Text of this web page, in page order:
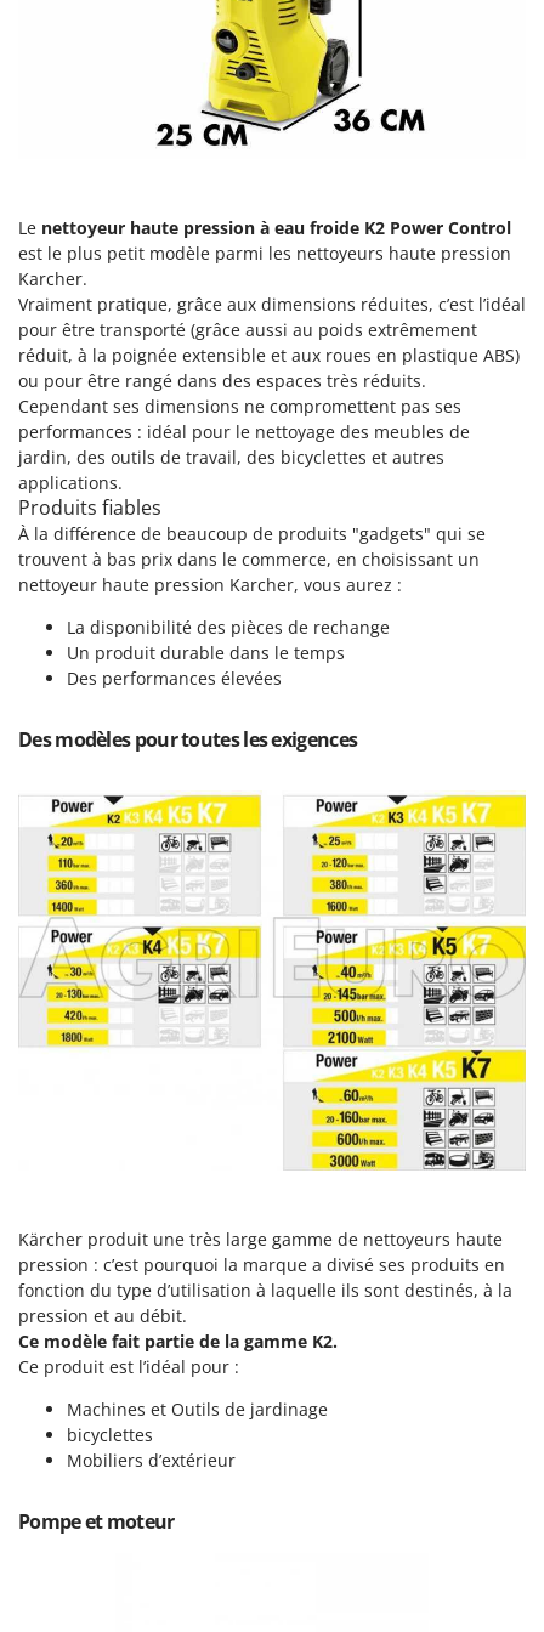
Groupes électrogènes
Gyrobroyeurs à lame pour tracteur
Haches - Cognées et Hachettes
Herses Rotatives
L
Lames à neige
Lames niveleuses pour tracteur
Lave-vitres
Lieuses électriques pour vignes
M
Machines à pâtes
Machines pour la transformation des fruits
Machines sous vide
Motobineuses
Motoculteurs
Motopompes pour irrigation
Moulins à farine
Nettoyeurs et Balais à vapeur
Nettoyeurs haute pression
Nettoyeurs tapis, moquettes et tapisseries
Peignes vibreurs et Secoueurs à olives
Plateaux de coupe pour tracteur
Plumeuses
Pompes d'irrigation à tracteur
Pompes de transfert
Postes à souder
Poussoirs à saucisse
Presses à pellets
Energy Gruppi
Enotecnica Pillan
Eschenfelder
EuroMech
Eurosystems
F
FAC
Fama Industrie
Famag
Famur
FARMER
FBC
Ferrari Group
Ferrua
FIEM
Fimar
FINI
Fiorentini
Fiskars
Flymo
Fontana Forni
Garofalo
GeoTech
GeoTech Pro
Gierre
Ginko - MGM
Gipeco
Girmi
Le nettoyeur haute pression à eau froide K2 Power Control
est le plus petit modèle parmi les nettoyeurs haute pression
Karcher.
Vraiment pratique, grâce aux dimensions réduites, c’est l’idéal
pour être transporté (grâce aussi au poids extrêmement
réduit, à la poignée extensible et aux roues en plastique ABS)
ou pour être rangé dans des espaces très réduits.
Cependant ses dimensions ne compromettent pas ses
performances : idéal pour le nettoyage des meubles de
jardin, des outils de travail, des bicyclettes et autres
applications.
Produits fiables
À la différence de beaucoup de produits "gadgets" qui se
trouvent à bas prix dans le commerce, en choisissant un
nettoyeur haute pression Karcher, vous aurez :
La disponibilité des pièces de rechange
Un produit durable dans le temps
Des performances élevées
Des modèles pour toutes les exigences
Kärcher produit une très large gamme de nettoyeurs haute
pression : c’est pourquoi la marque a divisé ses produits en
fonction du type d’utilisation à laquelle ils sont destinés, à la
pression et au débit.
Ce modèle fait partie de la gamme K2.
Ce produit est l’idéal pour :
Machines et Outils de jardinage
bicyclettes
Mobiliers d’extérieur
Pompe et moteur